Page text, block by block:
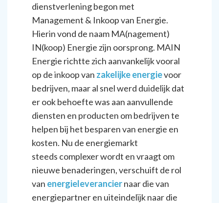
dienstverlening begon met
Management & Inkoop van Energie.
Hierin vond de naam MA(nagement)
IN(koop) Energie zijn oorsprong. MAIN
Energie richtte zich aanvankelijk vooral
op de inkoop van zakelijke energievoor
bedrijven, maar al snel werd duidelijk dat
er ook behoefte was aan aanvullende
diensten en producten om bedrijven te
helpen bij het besparen van energie en
kosten. Nu de energiemarkt
steeds complexer wordt en vraagt om
nieuwe benaderingen, verschuift de rol
van energieleveranciernaar die van
energiepartner en uiteindelijk naar die